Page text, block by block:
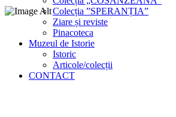
Colecția ”SPERANȚIA”
Ziare și reviste
Pinacoteca
Muzeul de Istorie
Istoric
Articole/colecții
CONTACT